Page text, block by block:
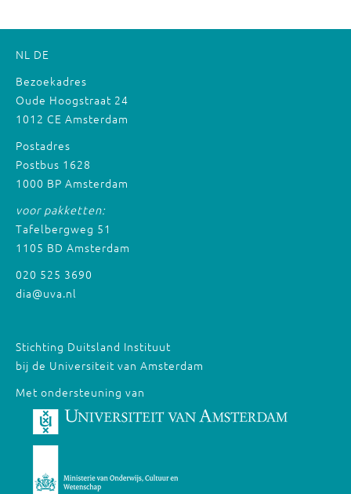
NL DE
Bezoekadres
Oude Hoogstraat 24
1012 CE Amsterdam
Postadres
Postbus 1628
1000 BP Amsterdam
voor pakketten:
Tafelbergweg 51
1105 BD Amsterdam
020 525 3690
dia@uva.nl
Stichting Duitsland Instituut
bij de Universiteit van Amsterdam
Met ondersteuning van